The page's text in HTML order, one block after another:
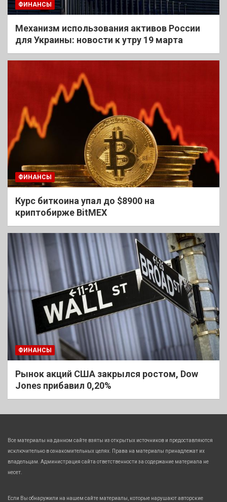
ФИНАНСЫ
Механизм использования активов России
для Украины: новости к утру 19 марта
ФИНАНСЫ
Курс биткоина упал до $8900 на
криптобирже BitMEX
ФИНАНСЫ
Рынок акций США закрылся ростом, Dow
Jones прибавил 0,20%
Все материалы на данном сайте взяты из открытых источников и предоставляются
исключительно в ознакомительных целях. Права на материалы принадлежат их
владельцам. Администрация сайта ответственности за содержание материала не
несет.
Если Вы обнаружили на нашем сайте материалы, которые нарушают авторские